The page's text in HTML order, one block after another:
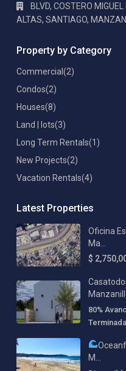
BLVD, COSTERO
ALTAS, SANTIAGO,
Property by Category
Commercial (2)
Condos(2)
Houses(8)
Land | lots(3)
Long Term Rentals(1)
New Projects(2)
Vacation Rentals(4)
Latest Properties
Oficina
Ma...
$
Manzanill...
80%
M...